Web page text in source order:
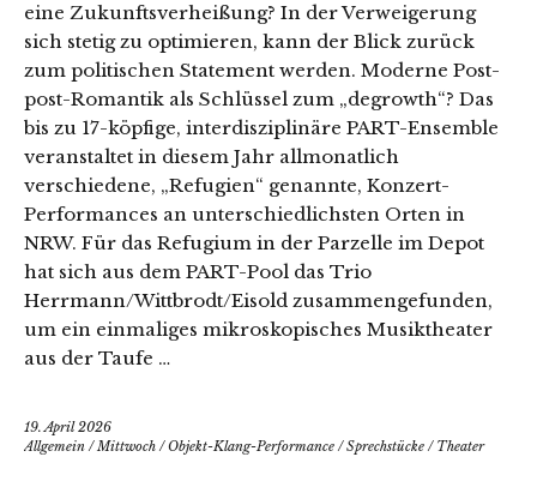
eine Zukunftsverheißung? In der Verweigerung
sich stetig zu optimieren, kann der Blick zurück
zum politischen Statement werden. Moderne Post-
post-Romantik als Schlüssel zum „degrowth“? Das
bis zu 17-köpfige, interdisziplinäre PART-Ensemble
veranstaltet in diesem Jahr allmonatlich
verschiedene, „Refugien“ genannte, Konzert-
Performances an unterschiedlichsten Orten in
NRW. Für das Refugium in der Parzelle im Depot
hat sich aus dem PART-Pool das Trio
Herrmann/Wittbrodt/Eisold zusammengefunden,
um ein einmaliges mikroskopisches Musiktheater
aus der Taufe …
19. April 2026
Allgemein /Mittwoch /Objekt-Klang-Performance /Sprechstücke / Theater